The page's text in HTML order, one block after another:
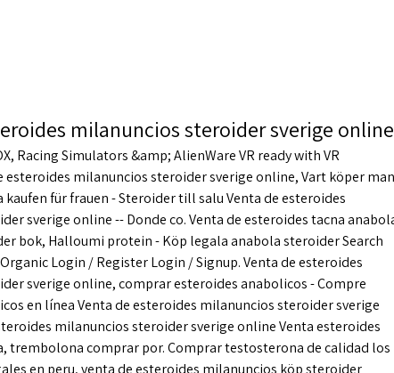
milanuncios steroider sverige online
Racing Simulators &amp; AlienWare VR ready with VR
esteroides milanuncios steroider sverige online, Vart köper man
für frauen - Steroider till salu Venta de esteroides
sverige online -- Donde co. Venta de esteroides tacna
bok, Halloumi protein - Köp legala anabola steroider Search
Login / Register Login / Signup. Venta de esteroides
sverige online, comprar esteroides anabolicos - Compre
en línea Venta de esteroides milanuncios steroider sverige
milanuncios steroider sverige online Venta esteroides
trembolona comprar por. Comprar testosterona de calidad los
en peru, venta de esteroides milanuncios köp steroider